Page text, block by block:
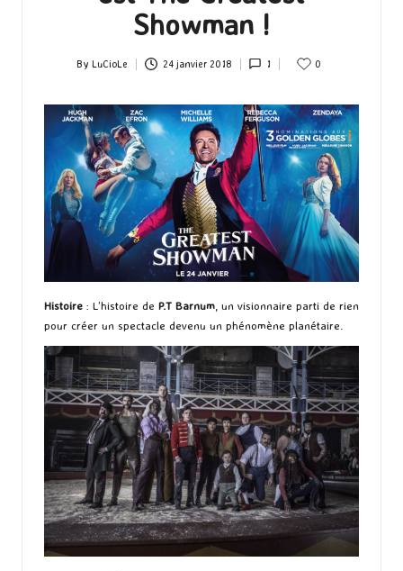
Showman !
Posted
By LuCioLe 24 janvier 2018 1 0
Histoire : L’histoire de P.T Barnum, un visionnaire parti de rien
pour créer un spectacle devenu un phénomène planétaire.